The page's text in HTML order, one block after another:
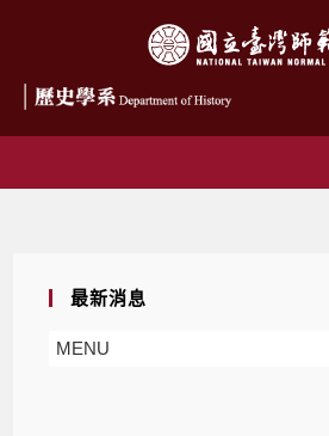
最新消息
MENU